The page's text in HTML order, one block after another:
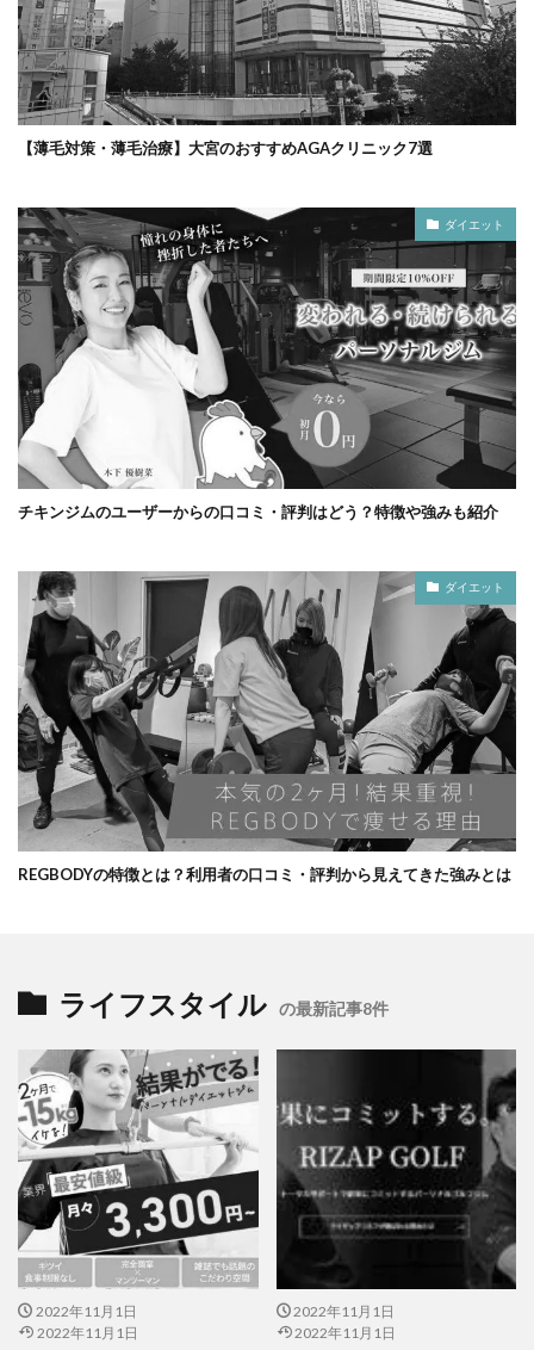
【薄毛対策・薄毛治療】大宮のおすすめAGAクリニック7選
ダイエット
チキンジムのユーザーからの口コミ・評判はどう？特徴や強みも紹介
ダイエット
REGBODYの特徴とは？利用者の口コミ・評判から見えてきた強みとは
ライフスタイル の最新記事8件
2022年11月1日
2022年11月1日
2022年11月1日
2022年11月1日